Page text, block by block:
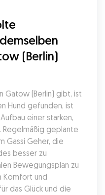
(Berlin)
Gatow (Berlin) gibt, ist
Hund gefunden, ist
einer starken,
Regelmäßig geplante
Gassi Geher, die
besser zu
Bewegungsplan zu
Komfort und
das Glück und die